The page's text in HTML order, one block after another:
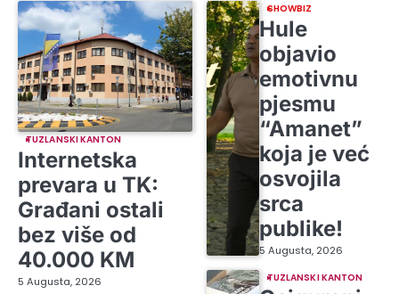
TUZLANSKI KANTON
Internetska
prevara u TK:
Građani ostali
bez više od
40.000 KM
5 Augusta, 2026
SHOWBIZ
Hule
objavio
emotivnu
pjesmu
“Amanet”
koja je već
osvojila
srca
publike!
5 Augusta, 2026
TUZLANSKI KANTON